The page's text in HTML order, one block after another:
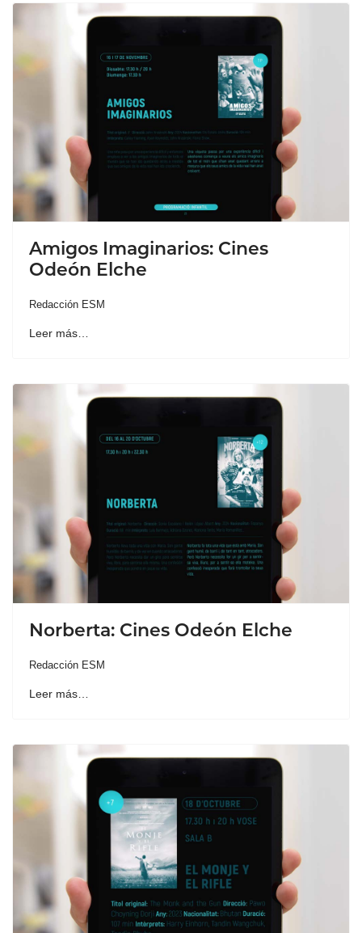
Amigos Imaginarios: Cines
Odeón Elche
Redacción ESM
Leer más…
Norberta: Cines Odeón Elche
Redacción ESM
Leer más…